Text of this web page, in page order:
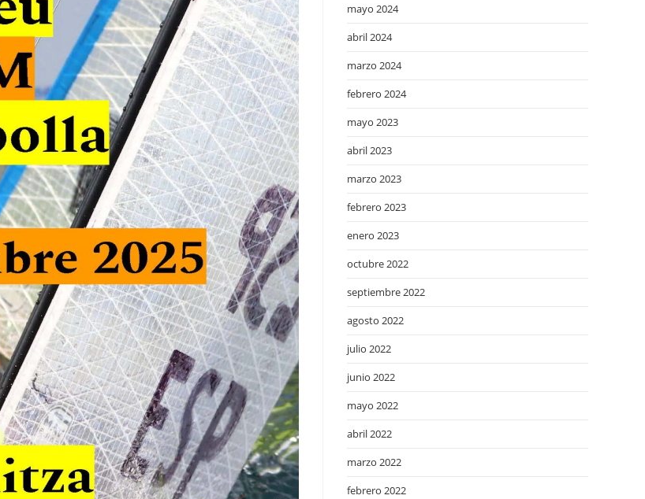
mayo 2024
abril 2024
marzo 2024
febrero 2024
mayo 2023
abril 2023
marzo 2023
febrero 2023
enero 2023
octubre 2022
septiembre 2022
agosto 2022
julio 2022
junio 2022
mayo 2022
abril 2022
marzo 2022
febrero 2022